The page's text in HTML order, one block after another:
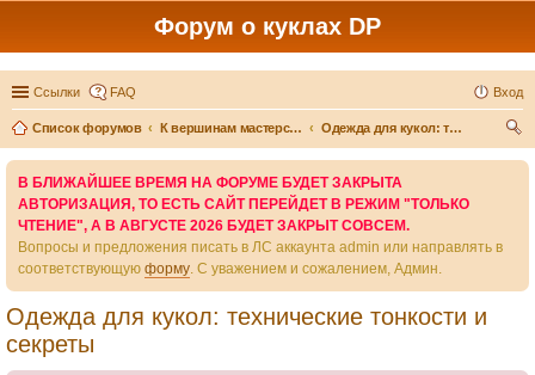
Форум о куклах DP
Ссылки FAQ Вход
Список форумов К вершинам мастерства - вместе
Одежда для кукол: технические тонкости и секреты
В БЛИЖАЙШЕЕ ВРЕМЯ НА ФОРУМЕ БУДЕТ ЗАКРЫТА
АВТОРИЗАЦИЯ, ТО ЕСТЬ САЙТ ПЕРЕЙДЕТ В РЕЖИМ "ТОЛЬКО
ЧТЕНИЕ", А В АВГУСТЕ 2026 БУДЕТ ЗАКРЫТ СОВСЕМ.
Вопросы и предложения писать в ЛС аккаунта admin или направлять в
соответствующую форму. С уважением и сожалением, Админ.
Одежда для кукол: технические тонкости и
секреты